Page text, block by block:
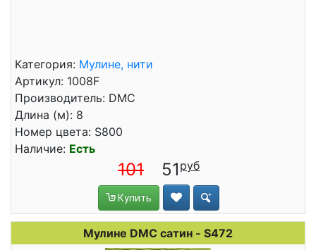
Категория: Мулине, нити
Артикул: 1008F
Производитель: DMC
Длина (м): 8
Номер цвета: S800
Наличие: Есть
101 51
Купить
Мулине DMC сатин - S472